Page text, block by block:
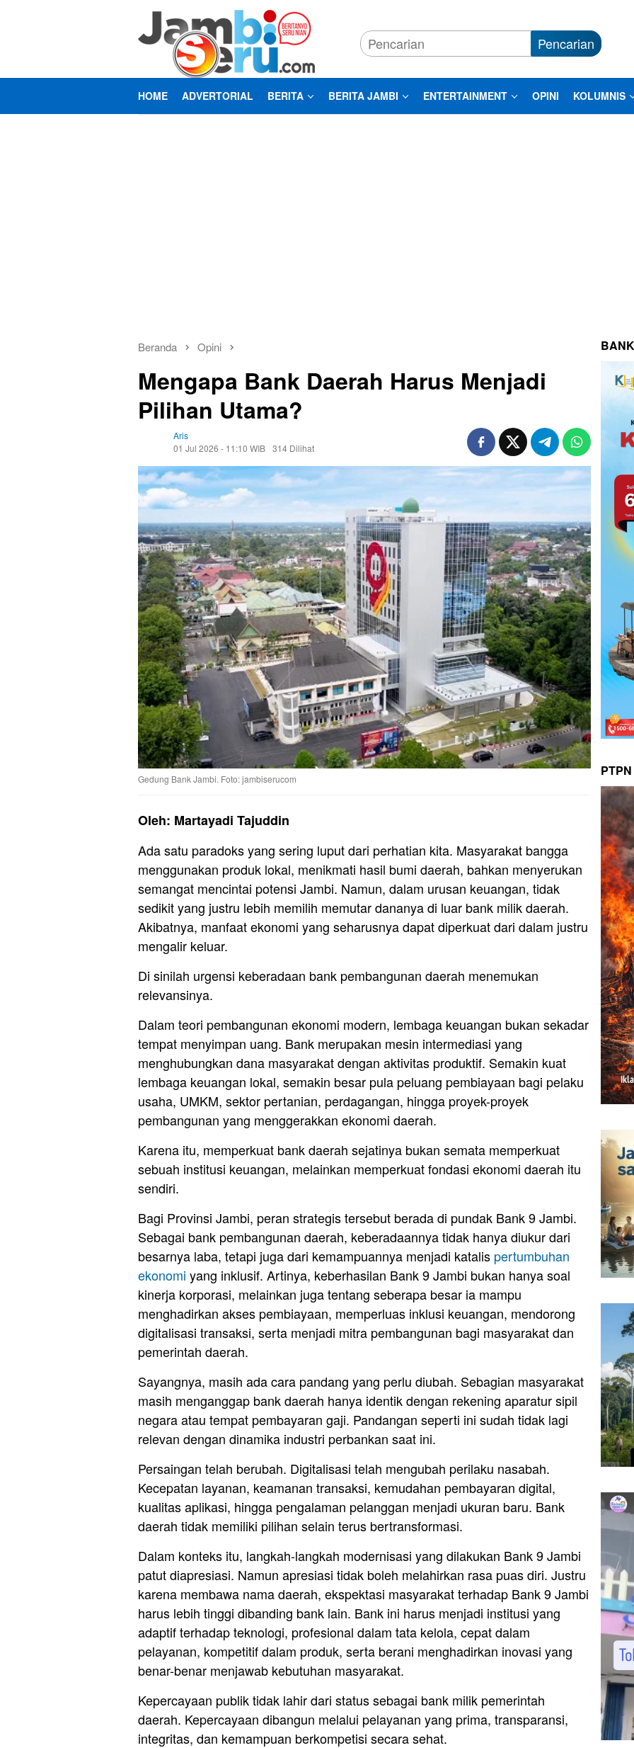
Pencarian
HOME ADVERTORIAL BERITA BERITA JAMBI ENTERTAINMENT OPINI KOLUMNIS
Beranda Opini
Mengapa Bank Daerah Harus Menjadi
Pilihan Utama?
Aris
01 Jul 2026 - 11:10 WIB 314 Dilihat
Gedung Bank Jambi. Foto: jambiserucom
Oleh: Martayadi Tajuddin
Ada satu paradoks yang sering luput dari perhatian kita. Masyarakat bangga
menggunakan produk lokal, menikmati hasil bumi daerah, bahkan menyerukan
semangat mencintai potensi Jambi. Namun, dalam urusan keuangan, tidak
sedikit yang justru lebih memilih memutar dananya di luar bank milik daerah.
Akibatnya, manfaat ekonomi yang seharusnya dapat diperkuat dari dalam justru
mengalir keluar.
Di sinilah urgensi keberadaan bank pembangunan daerah menemukan
relevansinya.
Dalam teori pembangunan ekonomi modern, lembaga keuangan bukan sekadar
tempat menyimpan uang. Bank merupakan mesin intermediasi yang
menghubungkan dana masyarakat dengan aktivitas produktif. Semakin kuat
lembaga keuangan lokal, semakin besar pula peluang pembiayaan bagi pelaku
usaha, UMKM, sektor pertanian, perdagangan, hingga proyek-proyek
pembangunan yang menggerakkan ekonomi daerah.
Karena itu, memperkuat bank daerah sejatinya bukan semata memperkuat
sebuah institusi keuangan, melainkan memperkuat fondasi ekonomi daerah itu
sendiri.
Bagi Provinsi Jambi, peran strategis tersebut berada di pundak Bank 9 Jambi.
Sebagai bank pembangunan daerah, keberadaannya tidak hanya diukur dari
besarnya laba, tetapi juga dari kemampuannya menjadi katalis pertumbuhan
ekonomi yang inklusif. Artinya, keberhasilan Bank 9 Jambi bukan hanya soal
kinerja korporasi, melainkan juga tentang seberapa besar ia mampu
menghadirkan akses pembiayaan, memperluas inklusi keuangan, mendorong
digitalisasi transaksi, serta menjadi mitra pembangunan bagi masyarakat dan
pemerintah daerah.
Sayangnya, masih ada cara pandang yang perlu diubah. Sebagian masyarakat
masih menganggap bank daerah hanya identik dengan rekening aparatur sipil
negara atau tempat pembayaran gaji. Pandangan seperti ini sudah tidak lagi
relevan dengan dinamika industri perbankan saat ini.
Persaingan telah berubah. Digitalisasi telah mengubah perilaku nasabah.
Kecepatan layanan, keamanan transaksi, kemudahan pembayaran digital,
kualitas aplikasi, hingga pengalaman pelanggan menjadi ukuran baru. Bank
daerah tidak memiliki pilihan selain terus bertransformasi.
Dalam konteks itu, langkah-langkah modernisasi yang dilakukan Bank 9 Jambi
patut diapresiasi. Namun apresiasi tidak boleh melahirkan rasa puas diri. Justru
karena membawa nama daerah, ekspektasi masyarakat terhadap Bank 9 Jambi
harus lebih tinggi dibanding bank lain. Bank ini harus menjadi institusi yang
adaptif terhadap teknologi, profesional dalam tata kelola, cepat dalam
pelayanan, kompetitif dalam produk, serta berani menghadirkan inovasi yang
benar-benar menjawab kebutuhan masyarakat.
Kepercayaan publik tidak lahir dari status sebagai bank milik pemerintah
daerah. Kepercayaan dibangun melalui pelayanan yang prima, transparansi,
integritas, dan kemampuan berkompetisi secara sehat.